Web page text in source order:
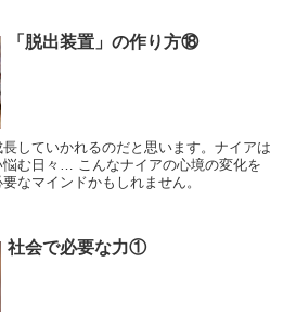
「脱出装置」の作り方⑱
していかれるのだと思います。ナイアは
む日々… こんなナイアの心境の変化を
なマインドかもしれません。
社会で必要な力①